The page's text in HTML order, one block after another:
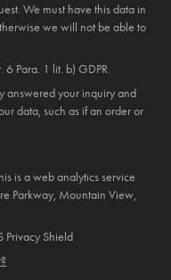
We must have this data in
we will not be able to
6 Para. 1 lit. b) GDPR.
answered your inquiry and
data, such as if an order or
is a web analytics service
Parkway, Mountain View,
Privacy Shield